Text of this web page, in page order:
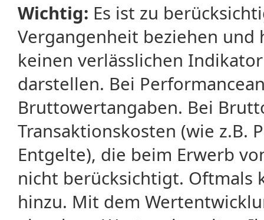
Wichtig: Es ist zu
Vergangenheit beziehen
keinen verlässlichen
darstellen. Bei
Bruttowertangaben. Bei
Transaktionskosten (wie z.B.
Entgelte), die beim Erwerb
nicht berücksichtigt. Oftmals
hinzu. Mit dem